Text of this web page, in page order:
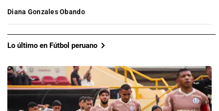
Diana Gonzales Obando
Lo último en Fútbol peruano